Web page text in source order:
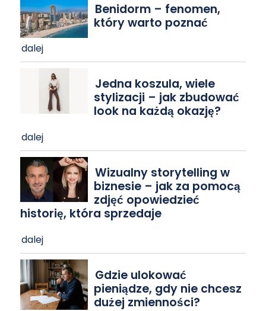
Benidorm – fenomen,
który warto poznać
dalej
Jedna koszula, wiele
stylizacji – jak zbudować
look na każdą okazję?
dalej
Wizualny storytelling w
biznesie – jak za pomocą
zdjęć opowiedzieć
historię, która sprzedaje
dalej
Gdzie ulokować
pieniądze, gdy nie chcesz
dużej zmienności?